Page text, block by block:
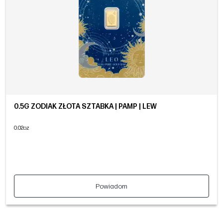
0.5G ZODIAK ZŁOTA SZTABKA | PAMP | LEW
0.02oz
Powiadom